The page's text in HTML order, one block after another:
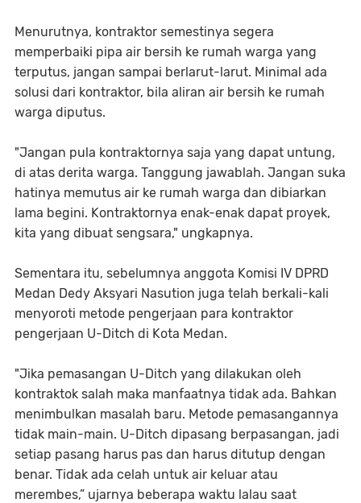
Menurutnya, kontraktor semestinya segera
memperbaiki pipa air bersih ke rumah warga yang
terputus, jangan sampai berlarut-larut. Minimal ada
solusi dari kontraktor, bila aliran air bersih ke rumah
warga diputus.
"Jangan pula kontraktornya saja yang dapat untung,
di atas derita warga. Tanggung jawablah. Jangan suka
hatinya memutus air ke rumah warga dan dibiarkan
lama begini. Kontraktornya enak-enak dapat proyek,
kita yang dibuat sengsara," ungkapnya.
Sementara itu, sebelumnya anggota Komisi IV DPRD
Medan Dedy Aksyari Nasution juga telah berkali-kali
menyoroti metode pengerjaan para kontraktor
pengerjaan U-Ditch di Kota Medan.
"Jika pemasangan U-Ditch yang dilakukan oleh
kontraktok salah maka manfaatnya tidak ada. Bahkan
menimbulkan masalah baru. Metode pemasangannya
tidak main-main. U-Ditch dipasang berpasangan, jadi
setiap pasang harus pas dan harus ditutup dengan
benar. Tidak ada celah untuk air keluar atau
merembes,” ujarnya beberapa waktu lalau saat